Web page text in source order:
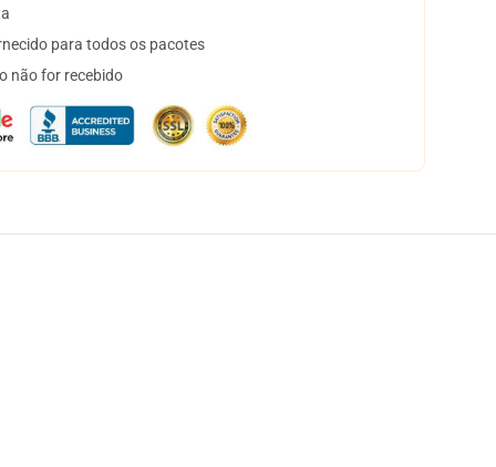
para todos os pacotes
não for recebido